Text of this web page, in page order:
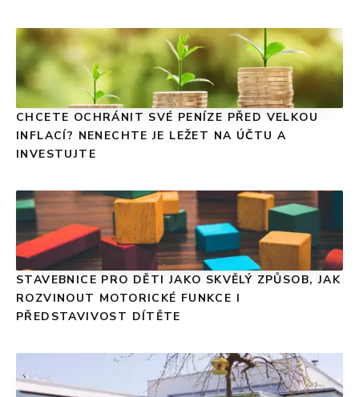
CHCETE OCHRÁNIT SVÉ PENÍZE PŘED VELKOU
INFLACÍ? NENECHTE JE LEŽET NA ÚČTU A
INVESTUJTE
STAVEBNICE PRO DĚTI JAKO SKVĚLÝ ZPŮSOB, JAK
ROZVINOUT MOTORICKÉ FUNKCE I
PŘEDSTAVIVOST DÍTĚTE